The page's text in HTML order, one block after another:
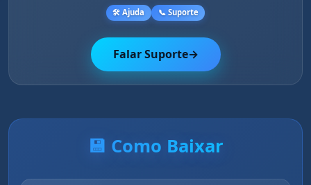
🛠️ Ajuda 📞 Suporte
Falar Suporte→
💾 Como Baixar